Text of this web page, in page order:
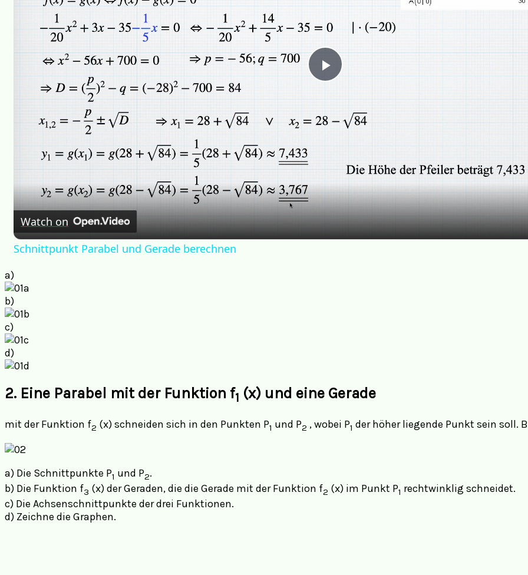
Play
Video
Watch on
Schnittpunkt Parabel und Gerade berechnen
a)
b)
c)
d)
2. Eine Parabel mit der Funktion f1 (x) und eine Gerade
mit der Funktion f2 (x) schneiden sich in den Punkten P1 und P2 , wobei P1 der höher liegende Punkt sein soll.
a) Die Schnittpunkte P1 und P2.
b) Die Funktion f3 (x) der Geraden, die die Gerade mit der Funktion f2 (x) im Punkt P1 rechtwinklig schneidet.
c) Die Achsenschnittpunkte der drei Funktionen.
d) Zeichne die Graphen.